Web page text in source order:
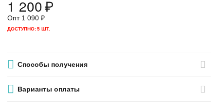
1 200₽
Опт 1 090 ₽
ДОСТУПНО:5 ШТ.
Способы получения
Варианты оплаты